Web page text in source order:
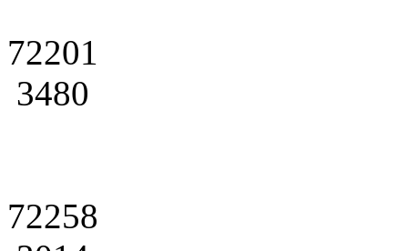
72201
3480
72258